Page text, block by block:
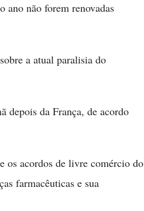
ano não forem renovadas
a atual paralisia do
depois da França, de acordo
os acordos de livre comércio do
farmacêuticas e sua